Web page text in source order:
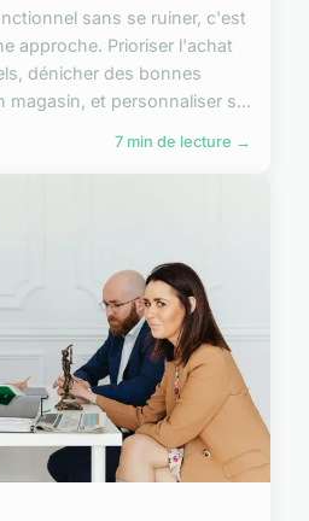
sans se ruiner, c'est
approche. Prioriser l'achat
dénicher des bonnes
magasin, et personnaliser s...
7 min de lecture →